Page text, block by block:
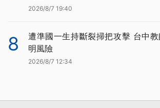
2026/8/7 19:40
8
遭準國一生持斷裂掃把攻擊 台中
明風險
2026/8/7 12:34